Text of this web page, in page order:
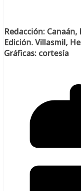
Redacción: Canaán,
Edición. Villasmil,
Gráficas: cortesía